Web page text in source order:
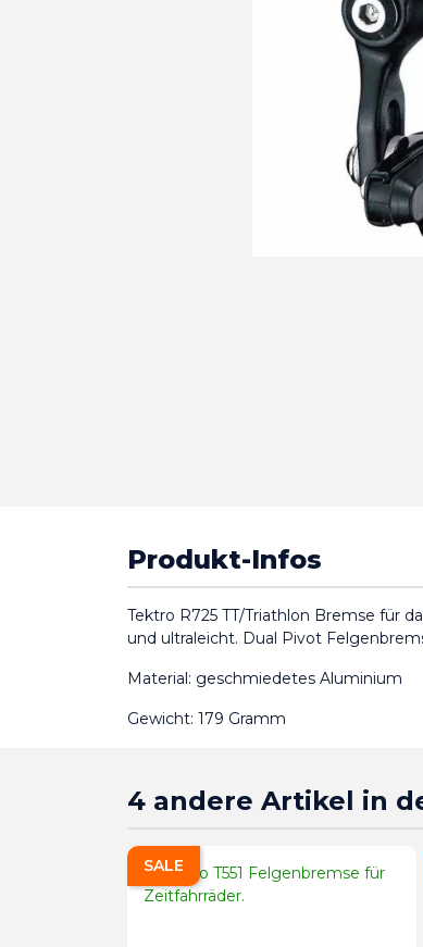
Produkt-Infos
Tektro R725 TT/Triathlon Bremse für
und ultraleicht. Dual Pivot
Material: geschmiedetes Aluminium
Gewicht: 179 Gramm
4 andere Artikel in
SALE